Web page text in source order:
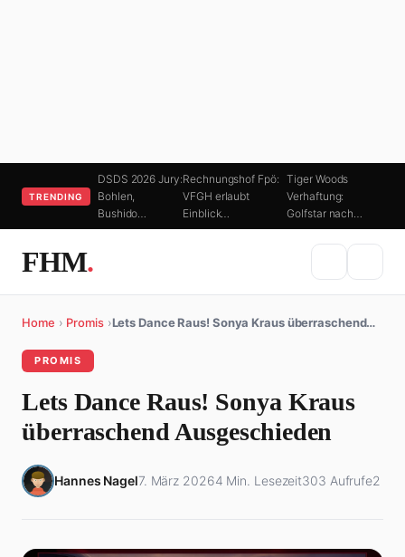
TRENDING
DSDS 2026 Jury:
Bohlen,
Bushido…
Rechnungshof Fpö:
VFGH erlaubt
Einblick…
Tiger Woods
Verhaftung:
Golfstar nach…
FHM.
Home › Promis ›Lets Dance Raus! Sonya Kraus überraschend…
PROMIS
Lets Dance Raus! Sonya Kraus
überraschend Ausgeschieden
Hannes Nagel7. März 20264 Min. Lesezeit303 Aufrufe2